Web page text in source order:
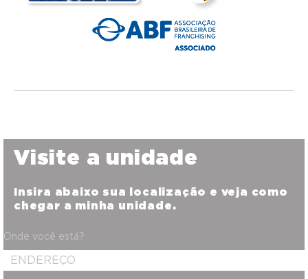
Visite a unidade
Insira abaixo sua localização e veja como
chegar a minha unidade.
Onde você está?